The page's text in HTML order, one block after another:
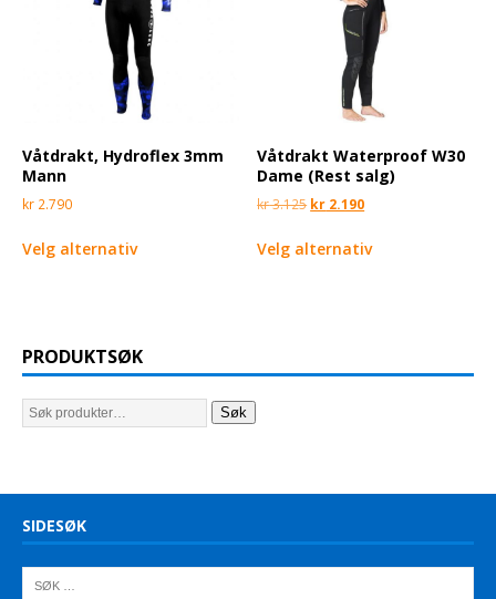
Våtdrakt, Hydroflex 3mm
Mann
kr 2.790
Velg alternativ
Våtdrakt Waterproof W30
Dame (Rest salg)
kr3.125 kr 2.190
Velg alternativ
PRODUKTSØK
Søk
SIDESØK